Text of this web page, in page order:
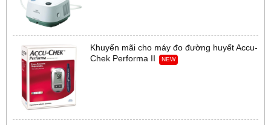
Khuyến mãi cho máy đo đường huyết Accu-
Chek Performa II
NEW